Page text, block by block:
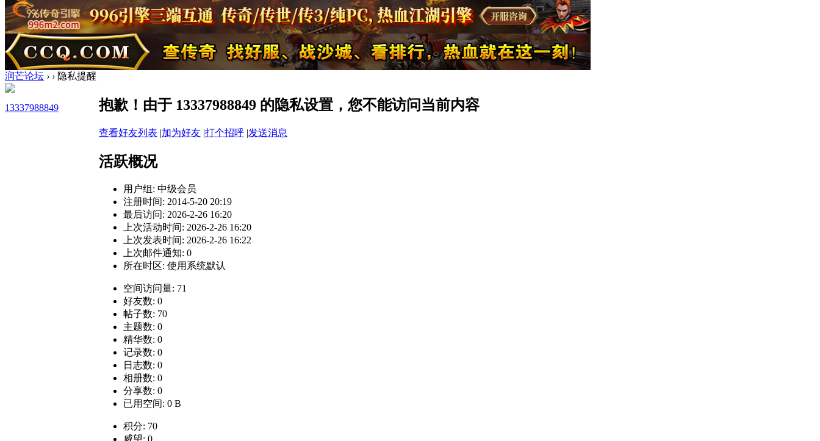
润芒论坛 › › 隐私提醒
13337988849 抱歉！由于 13337988849 的隐私设置，您不能访问当前内容
查看好友列表 |加为好友 |打个招呼 |发送消息
活跃概况
用户组: 中级会员
注册时间: 2014-5-20 20:19
最后访问: 2026-2-26 16:20
上次活动时间: 2026-2-26 16:20
上次发表时间: 2026-2-26 16:22
上次邮件通知: 0
所在时区: 使用系统默认
空间访问量: 71
好友数: 0
帖子数: 70
主题数: 0
精华数: 0
记录数: 0
日志数: 0
相册数: 0
分享数: 0
已用空间: 0 B
积分: 70